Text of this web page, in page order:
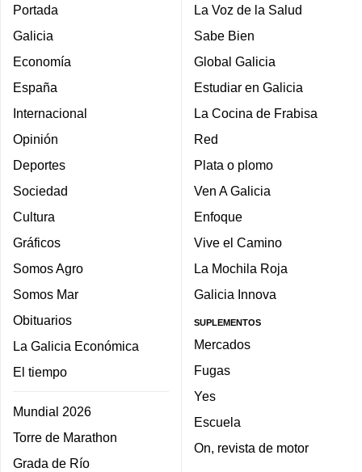
Portada
Galicia
Economía
España
Internacional
Opinión
Deportes
Sociedad
Cultura
Gráficos
Somos Agro
Somos Mar
Obituarios
La Galicia Económica
El tiempo
Mundial 2026
Torre de Marathon
Grada de Río
La Voz de la Salud
Sabe Bien
Global Galicia
Estudiar en Galicia
La Cocina de Frabisa
Red
Plata o plomo
Ven A Galicia
Enfoque
Vive el Camino
La Mochila Roja
Galicia Innova
SUPLEMENTOS
Mercados
Fugas
Yes
Escuela
On, revista de motor